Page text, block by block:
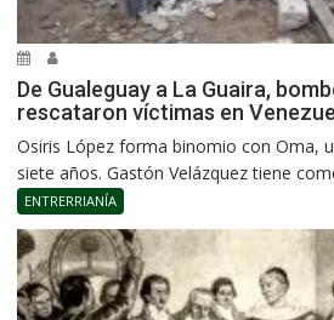
De Gualeguay a La Guaira,
rescataron víctimas en
Osiris López forma binomio con Oma,
siete años. Gastón Velázquez tiene
ENTRERRIANÍA